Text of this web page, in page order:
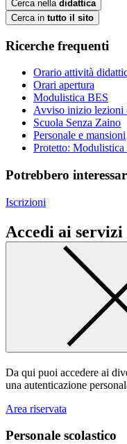
Cerca nella didattica
Cerca in tutto il sito
Ricerche frequenti
Orario attività
Orari apertura
Modulistica BES
Avviso inizio lezioni
Scuola Senza Zaino
Personale e mansioni
Protetto:
Potrebbero
Iscrizioni
Accedi ai servizi
Da qui puoi accedere ai
una autenticazione
Area riservata
Personale scolastico